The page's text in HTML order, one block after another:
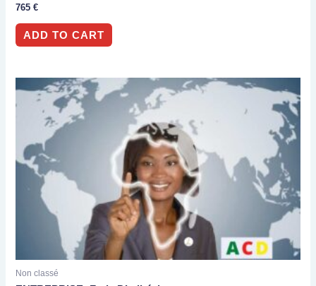
Rated
out
765€
ADD TO CART
Non classé